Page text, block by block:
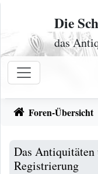
Zum Inhalt
Die
das
Foren-Übersicht
Das
Registrierung